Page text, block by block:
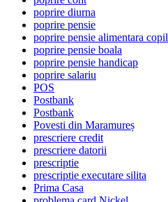
poprire diurna
poprire pensie
poprire pensie alimentara copil
poprire pensie boala
poprire pensie handicap
poprire salariu
POS
Postbank
Postbank
Povesti din Maramureș
prescriere credit
prescriere datorii
prescriptie
prescriptie executare silita
Prima Casa